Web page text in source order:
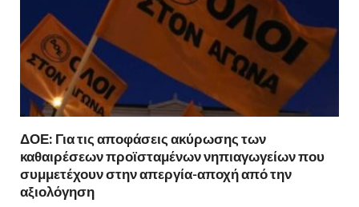
ΔΟΕ: Για τις αποφάσεις ακύρωσης των
καθαιρέσεων προϊσταμένων νηπιαγωγείων που
συμμετέχουν στην απεργία-αποχή από την
αξιολόγηση